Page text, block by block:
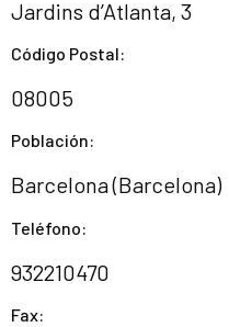
Jardins d’Atlanta, 3
Código Postal:
08005
Población:
Barcelona (Barcelona)
Teléfono:
932210470
Fax: